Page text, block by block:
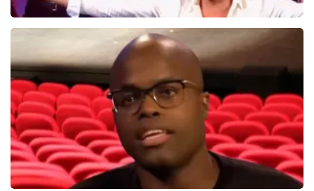
Hans Klok
314+ reviews
BEKIJKEN